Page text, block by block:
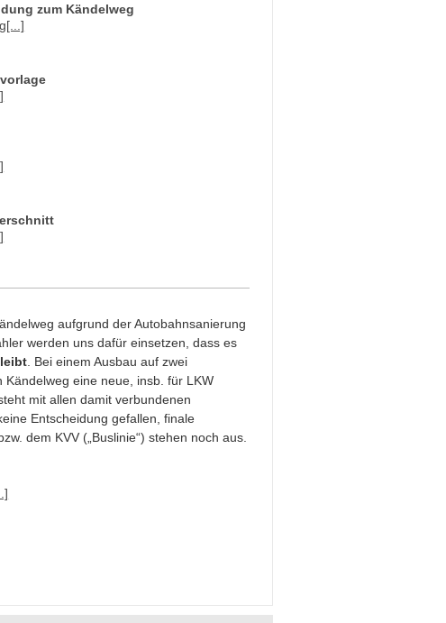
zum Kändelweg
aufgrund der Autobahnsanierung
werden uns dafür einsetzen, dass es
. Bei einem Ausbau auf zwei
eine neue, insb. für LKW
mit allen damit verbundenen
Entscheidung gefallen, finale
dem KVV („Buslinie“) stehen noch aus.